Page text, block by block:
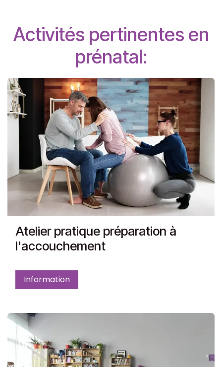
Activités pertinentes en
prénatal:
Atelier pratique préparation à
l'accouchement
Information